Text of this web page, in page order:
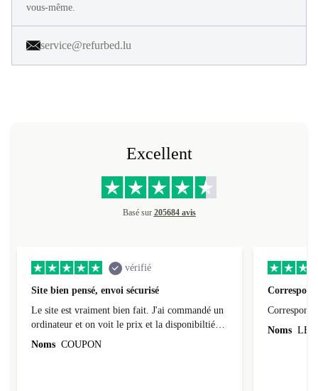
vous-même.
service@refurbed.lu
Excellent
Basé sur 205684 avis
vérifié
Site bien pensé, envoi sécurisé
Le site est vraiment bien fait. J'ai commandé un
ordinateur et on voit le prix et la disponibiltié
évoluer au fil des caractéristiques choisies.
Noms COUPON
Correspond
Noms LEO